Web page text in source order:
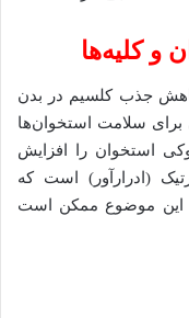
و کلیه‌ها
جذب کلسیم در بدن
برای سلامت استخوان‌ها
استخوان را افزایش
(ادرارآور) است که
این موضوع ممکن است